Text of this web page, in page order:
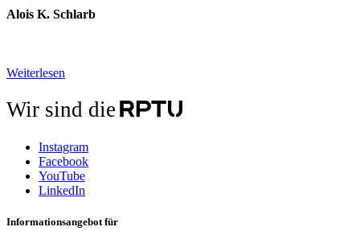
Alois K. Schlarb
Weiterlesen
Wir sind die
Instagram
Facebook
YouTube
LinkedIn
Informationsangebot für